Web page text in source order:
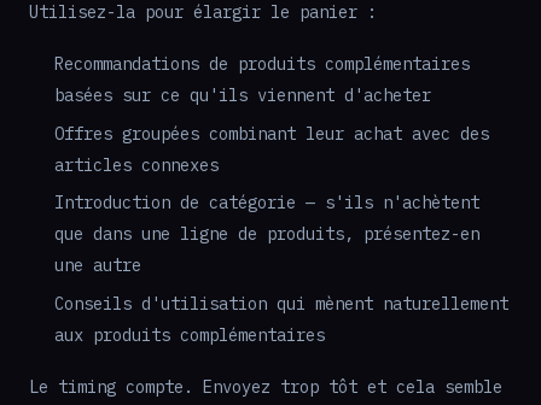
Utilisez-la pour élargir le panier :
Recommandations de produits complémentaires
basées sur ce qu'ils viennent d'acheter
Offres groupées combinant leur achat avec des
articles connexes
Introduction de catégorie — s'ils n'achètent
que dans une ligne de produits, présentez-en
une autre
Conseils d'utilisation qui mènent naturellement
aux produits complémentaires
Le timing compte. Envoyez trop tôt et cela semble